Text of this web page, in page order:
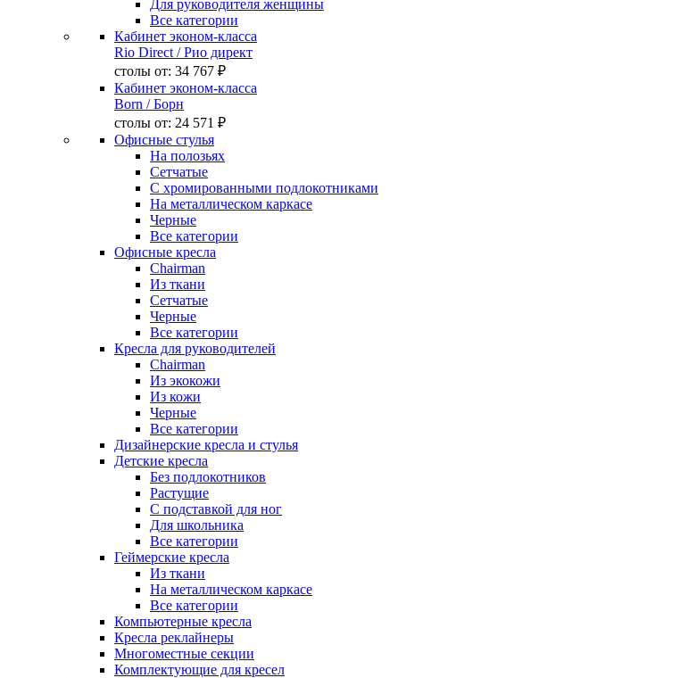
Для руководителя женщины
Все категории
Кабинет эконом-класса
Rio Direct / Рио директ
столы от: 34 767 ₽
Кабинет эконом-класса
Born / Борн
столы от: 24 571 ₽
Офисные стулья
На полозьях
Сетчатые
С хромированными подлокотниками
На металлическом каркасе
Черные
Все категории
Офисные кресла
Chairman
Из ткани
Сетчатые
Черные
Все категории
Кресла для руководителей
Chairman
Из экокожи
Из кожи
Черные
Все категории
Дизайнерские кресла и стулья
Детские кресла
Без подлокотников
Растущие
С подставкой для ног
Для школьника
Все категории
Геймерские кресла
Из ткани
На металлическом каркасе
Все категории
Компьютерные кресла
Кресла реклайнеры
Многоместные секции
Комплектующие для кресел